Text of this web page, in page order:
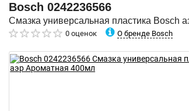
Bosch 0242236566
Смазка универсальная пластика Bosch
0 оценок О бренде Bosch